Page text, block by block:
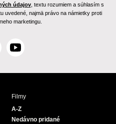
údajov, textu rozumiem a súhlasím s
uvedené, najmä právo na námietky proti
marketingu.
Y
u
e
Filmy
A-Z
Nedávno pridané